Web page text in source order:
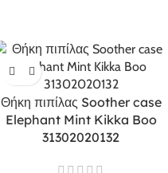
Θήκη πιπίλας Soother case
Elephant Mint Kikka Boo
31302020132